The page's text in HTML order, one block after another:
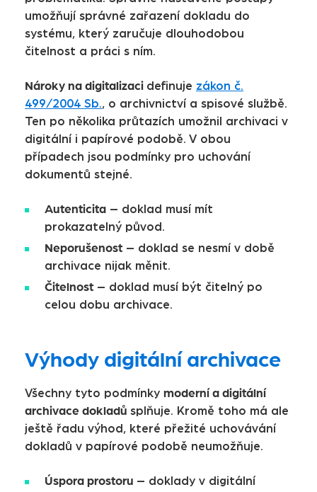
umožňují správné zařazení dokladu do
systému, který zaručuje dlouhodobou
čitelnost a práci s ním.
Nároky na digitalizaci definuje zákon č.
499/2004 Sb., o archivnictví a spisové službě.
Ten po několika průtazích umožnil archivaci v
digitální i papírové podobě. V obou
případech jsou podmínky pro uchování
dokumentů stejné.
Autenticita – doklad musí mít
prokazatelný původ.
Neporušenost – doklad se nesmí v době
archivace nijak měnit.
Čitelnost – doklad musí být čitelný po
celou dobu archivace.
Výhody digitální archivace
Všechny tyto podmínky moderní a digitální
archivace dokladů splňuje. Kromě toho má ale
ještě řadu výhod, které přežité uchovávání
dokladů v papírové podobě neumožňuje.
Úspora prostoru – doklady v digitální